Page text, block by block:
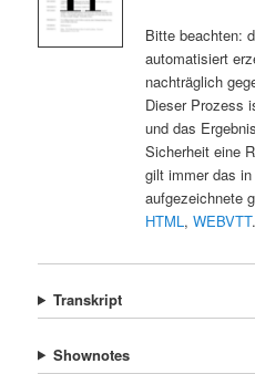
Bitte beachten:
automatisiert
nachträglich
Dieser Prozess
und das
Sicherheit eine
gilt immer das
aufgezeichnete
HTML, WEBVTT.
Transkript
Shownotes